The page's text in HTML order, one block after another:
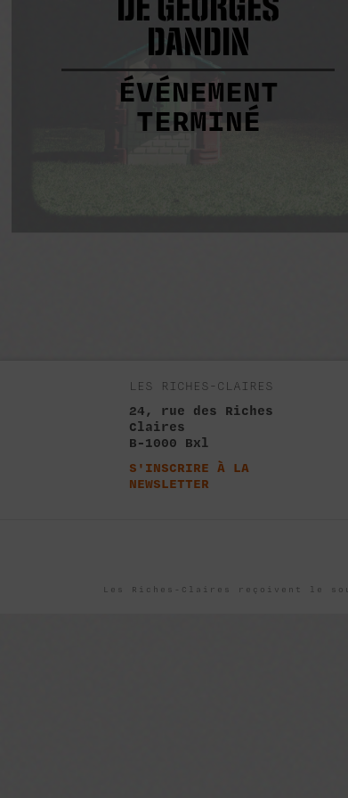
DANDIN
ÉVÉNEMENT
TERMINÉ
LES RICHES-CLAIRES
24, rue des Riches
Claires
B-1000 Bxl
S'INSCRIRE À LA
NEWSLETTER
Les Riches-Claires reçoivent le